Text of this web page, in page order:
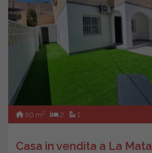
60 m2 2 1
Casa in vendita a La Mata